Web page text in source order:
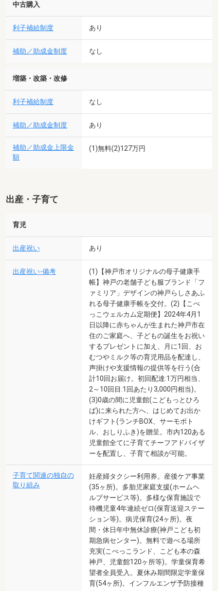
中古購入
利子補給制度 あり
補助／助成金制度 なし
増築・改築・改修
利子補給制度 なし
補助／助成金制度 あり
補助／助成金上限金
額
(1)無料(2)127万円
出産・子育て
育児
出産祝い あり
出産祝い-備考
(1)【神戸市オリジナルの母子健康手
帳】神戸の老舗子ども服ブランド「フ
ァミリア」デザインの神戸らしさあふ
れる母子健康手帳を交付。(2)【こべ
っこウェルカム定期便】2024年4月1
日以降に赤ちゃんが生まれた神戸市在
住のご家庭へ、子どもの誕生をお祝い
するプレゼントに加え、月に1回、お
むつやミルク等の育児用品を配達し、
声掛けや支援情報の提供等を行う(合
計10回お届け。初回配達:1万円相当、
2～10回目:1回あたり3,000円相当)。
(3)0歳の間に児童館(こどもっとひろ
ば)に来られた方へ、はじめてお出か
けギフト(ランチBOX、サーモボト
ル、おしりふき)を贈呈。市内120ある
児童館全てに子育てチーフアドバイザ
ーを配置し、子育て相談が可能。
子育て関連の独自の
取り組み
妊産婦タクシー利用券。産後ケア事業
(35ヶ所)。多胎児家庭支援(ホームヘ
ルプサービス等)。多様な保育施設で
待機児童4年連続ゼロ(保育送迎ステー
ション等)。病児保育(24ヶ所)。夜
間・休日年中無休診療(神戸こども初
期急病センター)。無料で遊べる場所
充実(こべっこランド、こども本の森
神戸、児童館120ヶ所等)。学童保育希
望者全員受入。夏休み期間限定学童保
育(54ヶ所)。インフルエンザ予防接種